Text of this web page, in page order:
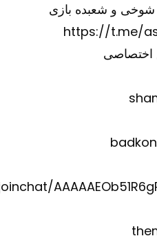
شوخی و شعبده بازی
https://t.me/
اختصاصی